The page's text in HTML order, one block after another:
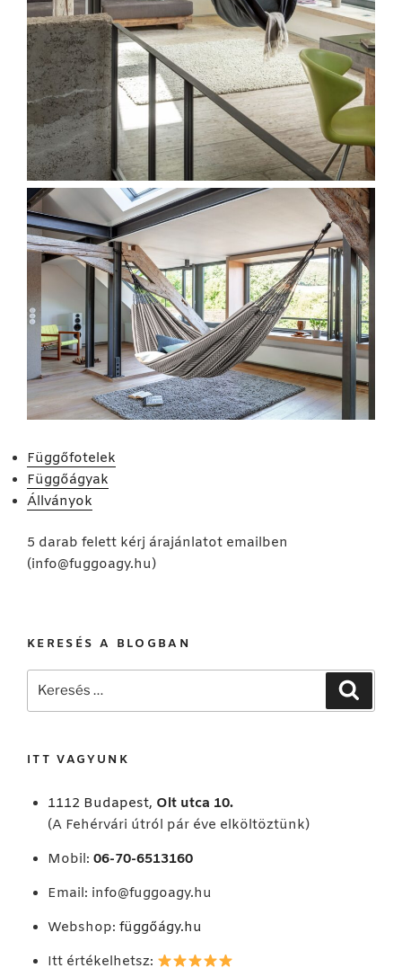
Függőfotelek
Függőágyak
Állványok
5 darab felett kérj árajánlatot emailben
(info@fuggoagy.hu)
KERESÉS A BLOGBAN
Keresés
ITT VAGYUNK
1112 Budapest, Olt utca 10.
(A Fehérvári útról pár éve elköltöztünk)
Mobil: 06-70-6513160
Email: info@fuggoagy.hu
Webshop: függőágy.hu
Itt értékelhetsz: